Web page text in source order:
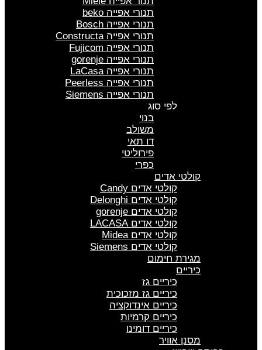
תנורי אפייה beko
תנורי אפייה Bosch
תנורי אפייה Constructa
תנורי אפייה Fujicom
תנורי אפייה gorenje
תנורי אפייה LaCasa
תנורי אפייה Peerless
תנורי אפייה Siemens
לפי סוג
בנוי
משולב
דו תאי
פירוליטי
כפרי
קולטי אדים
קולטי אדים Candy
קולטי אדים Delonghi
קולטי אדים gorenje
קולטי אדים LACASA
קולטי אדים Midea
קולטי אדים Siemens
מגירת חימום
כיריים
כיריים גז
כיריים גז מזכוכית
כיריים אינדוקציה
כיריים קרמיות
כיריים דומינו
מסנן אוויר